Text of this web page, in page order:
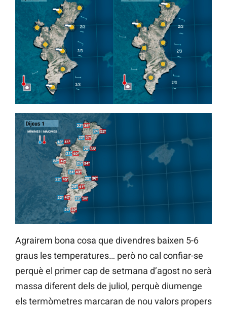
Agrairem bona cosa que divendres baixen 5-6
graus les temperatures… però no cal confiar-se
perquè el primer cap de setmana d’agost no serà
massa diferent dels de juliol, perquè diumenge
els termòmetres marcaran de nou valors propers